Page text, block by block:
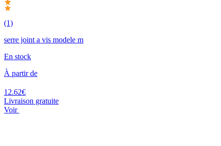
(1)
serre joint a vis modele m
En stock
À partir de
12.62€
Livraison gratuite
Voir